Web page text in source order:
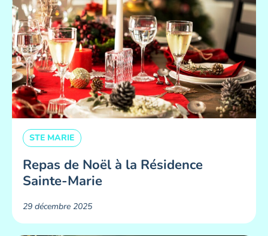
STE MARIE
Repas de Noël à la Résidence
Sainte-Marie
29 décembre 2025